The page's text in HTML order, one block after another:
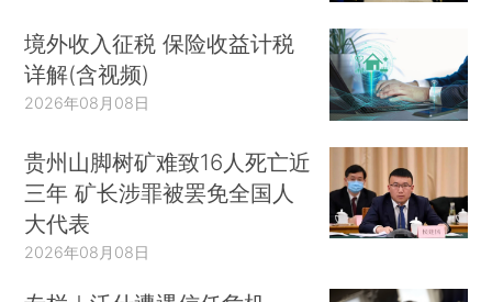
境外收入征税 保险收益计税
详解(含视频)
2026年08月08日
贵州山脚树矿难致16人死亡近
三年 矿长涉罪被罢免全国人
大代表
2026年08月08日